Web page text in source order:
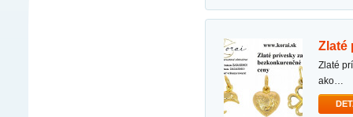
zlaté prívesky, ktoré ponúka e-shop korai sú skutočne rozmanité. pre pánov sú vhodné prívesky
ako…